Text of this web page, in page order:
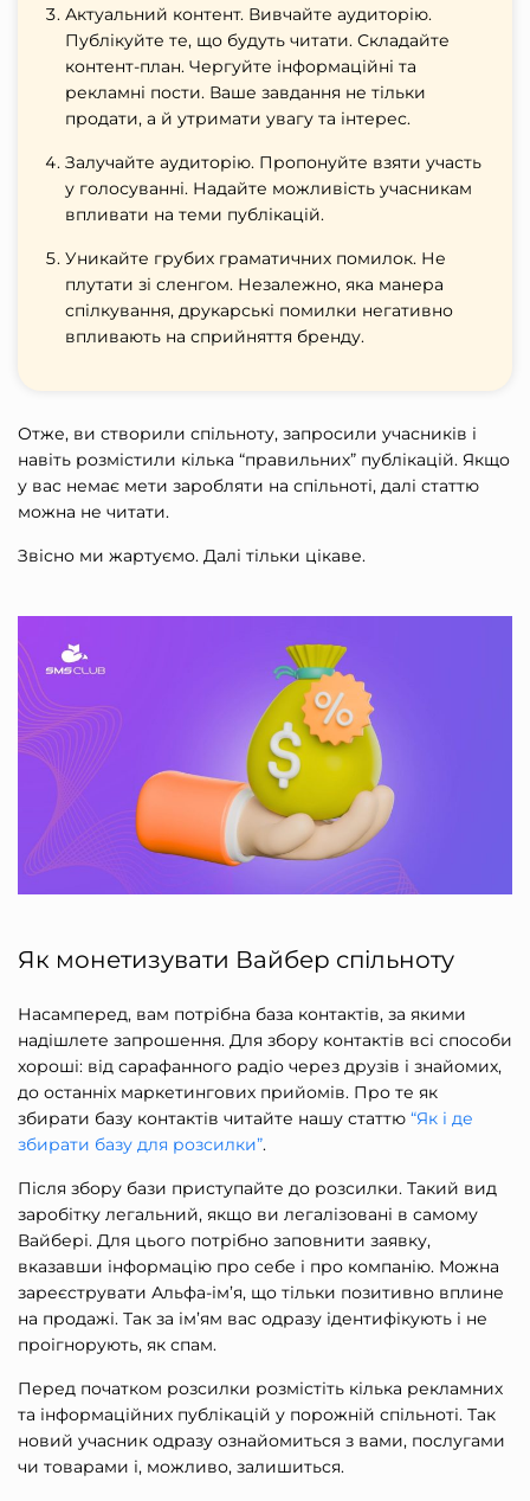
Актуальний контент. Вивчайте аудиторію.
Публікуйте те, що будуть читати. Складайте
контент-план. Чергуйте інформаційні та
рекламні пости. Ваше завдання не тільки
продати, а й утримати увагу та інтерес.
Залучайте аудиторію. Пропонуйте взяти участь
у голосуванні. Надайте можливість учасникам
впливати на теми публікацій.
Уникайте грубих граматичних помилок. Не
плутати зі сленгом. Незалежно, яка манера
спілкування, друкарські помилки негативно
впливають на сприйняття бренду.
Отже, ви створили спільноту, запросили учасників і
навіть розмістили кілька “правильних” публікацій. Якщо
у вас немає мети заробляти на спільноті, далі статтю
можна не читати.
Звісно ми жартуємо. Далі тільки цікаве.
Як монетизувати Вайбер спільноту
Насамперед, вам потрібна база контактів, за якими
надішлете запрошення. Для збору контактів всі способи
хороші: від сарафанного радіо через друзів і знайомих,
до останніх маркетингових прийомів. Про те як
збирати базу контактів читайте нашу статтю “Як і де
збирати базу для розсилки”.
Після збору бази приступайте до розсилки. Такий вид
заробітку легальний, якщо ви легалізовані в самому
Вайбері. Для цього потрібно заповнити заявку,
вказавши інформацію про себе і про компанію. Можна
зареєструвати Альфа-ім’я, що тільки позитивно вплине
на продажі. Так за ім’ям вас одразу ідентифікують і не
проігнорують, як спам.
Перед початком розсилки розмістіть кілька рекламних
та інформаційних публікацій у порожній спільноті. Так
новий учасник одразу ознайомиться з вами, послугами
чи товарами і, можливо, залишиться.